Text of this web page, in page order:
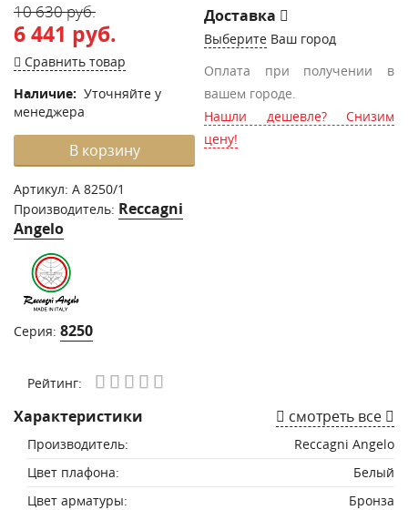
10 630 руб.
6 441 руб.
Сравнить товар
Наличие: Уточняйте у
менеджера
В корзину
Артикул: A 8250/1
Производитель: Reccagni
Angelo
Серия: 8250
Доставка
Выберите Ваш город
Оплата при получении в
вашем городе.
Нашли дешевле? Снизим
цену!
Рейтинг:
Характеристики смотреть все
Производитель:
Reccagni Angelo
Цвет плафона:
Белый
Цвет арматуры:
Бронза